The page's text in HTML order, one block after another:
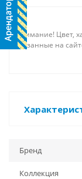
Внимание! Цвет,
указанные на
Бренд
Коллекция